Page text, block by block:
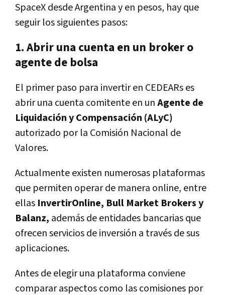
SpaceX desde Argentina y en pesos, hay que
seguir los siguientes pasos:
1. Abrir una cuenta en un broker o
agente de bolsa
El primer paso para invertir en CEDEARs es
abrir una cuenta comitente en unAgente de
Liquidación y Compensación (ALyC)
autorizado por la Comisión Nacional de
Valores.
Actualmente existen numerosas plataformas
que permiten operar de manera online, entre
ellas InvertirOnline, Bull Market Brokers y
Balanz, además de entidades bancarias que
ofrecen servicios de inversión a través de sus
aplicaciones.
Antes de elegir una plataforma conviene
comparar aspectos como las comisiones por